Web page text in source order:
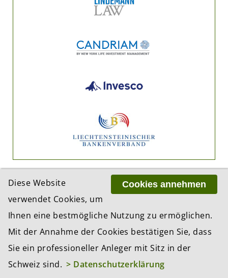
ADRESSE
BCP Business Content Production GmbH
Gotthardstrasse 38
8002 Zürich
Cookies annehmen
Diese Website
verwendet Cookies, um
Ihnen eine bestmögliche Nutzung zu ermöglichen.
Mit der Annahme der Cookies bestätigen Sie, dass
Sie ein professioneller Anleger mit Sitz in der
Schweiz sind. > Datenschutzerklärung